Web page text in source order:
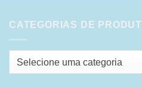
CATEGORIAS DE
Selecione uma categoria